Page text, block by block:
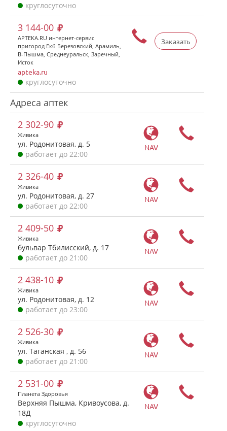
круглосуточно
Заказать
3 144-00
APTEKA.RU интернет-сервис
пригород Екб Березовский, Арамиль,
В-Пышма, Среднеуральск, Заречный,
Исток
apteka.ru
круглосуточно
Адреса аптек
NAV
2 302-90
Живика
ул. Родонитовая, д. 5
работает до 22:00
NAV
2 326-40
Живика
ул. Родонитовая, д. 27
работает до 22:00
NAV
2 409-50
Живика
бульвар Тбилисский, д. 17
работает до 21:00
NAV
2 438-10
Живика
ул. Родонитовая, д. 12
работает до 23:00
NAV
2 526-30
Живика
ул. Таганская , д. 56
работает до 21:00
NAV
2 531-00
Планета Здоровья
Верхняя Пышма, Кривоусова, д.
18Д
круглосуточно